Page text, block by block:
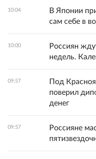
10:04
В Японии
сам себе в
10:00
Россиян
недель.
09:57
Под
поверил
денег
09:57
Россияне